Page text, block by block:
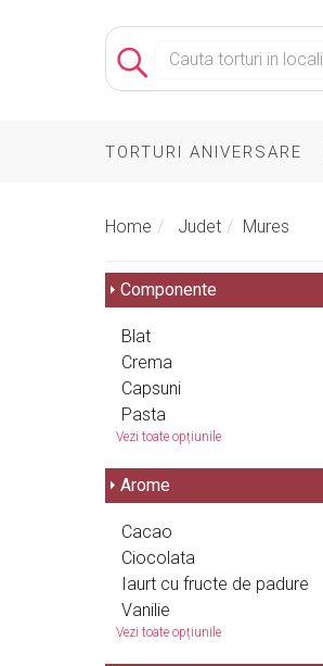
TORTURI ANIVERSARE
Home Judet Mures
Componente
Blat
Crema
Capsuni
Pasta
Vezi toate opțiunile
Arome
Cacao
Ciocolata
Iaurt cu fructe de padure
Vanilie
Vezi toate opțiunile